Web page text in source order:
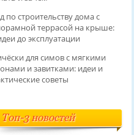
по строительству дома с
террасой на крыше:
до эксплуатации
для симов с мягкими
и завитками: идеи и
советы
Топ-3 новостей